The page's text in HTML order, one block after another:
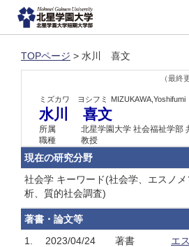
TOPページ > 水川 喜文
（最終
ミズカワ ヨシフミ MIZUKAWA,Yoshifumi
水川 喜文
所属
北星学園大学 社会福祉学部
職種
教授
現在の研究分野
社会学 キーワード(社会学、エスノ
析、質的社会調査)
著書・論文等
1.
2023/04/24 著書
エ